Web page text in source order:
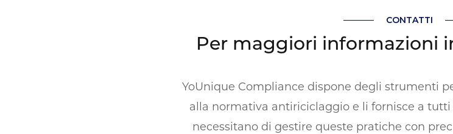
CONTATTI
Per maggiori informazioni
YoUnique Compliance dispone degli strumenti
alla normativa antiriciclaggio e li fornisce a
necessitano di gestire queste pratiche con